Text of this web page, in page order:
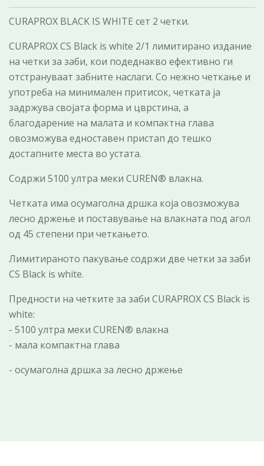
CURAPROX BLACK IS WHITE сет 2 четки.
CURAPROX CS Black is white 2/1 лимитирано издание
на четки за заби, кои подеднакво ефективно ги
отстрануваат забните наслаги. Со нежно четкање и
употреба на минимален притисок, четката ја
задржува својата форма и цврстина, а
благодарение на малата и компактна глава
овозможува едноставен пристап до тешко
достапните места во устата.
Содржи 5100 ултра меки CUREN® влакна.
Четката има осумаголна дршка која овозможува
лесно држење и поставување на влакната под агол
од 45 степени при четкањето.
Лимитираното пакување содржи две четки за заби
CS Black is white.
Предности на четките за заби CURAPROX CS Black is
white:
- 5100 ултра меки CUREN® влакна
- мала компактна глава
- осумаголна дршка за лесно држење